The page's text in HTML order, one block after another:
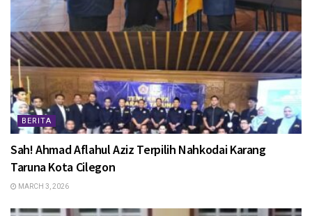
BERITA
Sah! Ahmad Aflahul Aziz Terpilih Nahkodai Karang
Taruna Kota Cilegon
MARCH 3, 2026